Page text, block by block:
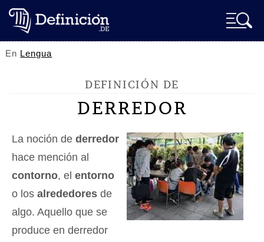
En Lengua
DEFINICIÓN DE
DERREDOR
La noción de derredor
hace mención al
contorno, el entorno
o los alrededores de
algo. Aquello que se
produce en derredor